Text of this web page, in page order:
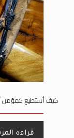
كيف أستطيع كمؤمن
قراءة